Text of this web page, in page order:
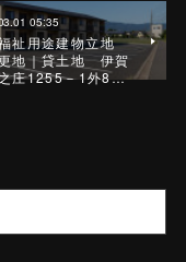
05:35
祉用途建物立地
地｜貸土地 伊賀
庄1255－1外8…